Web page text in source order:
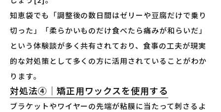
知恵袋でも「調整後の数日間はゼリーや豆腐だけで乗り
切った」「柔らかいものだけ食べたら痛みが和らいだ」
という体験談が多く共有されており、食事の工夫が現実
的な対処策として多くの方に活用されていることがわか
ります。
対処法④｜矯正用ワックスを使用する
ブラケットやワイヤーの先端が粘膜に当たって刺さるよ